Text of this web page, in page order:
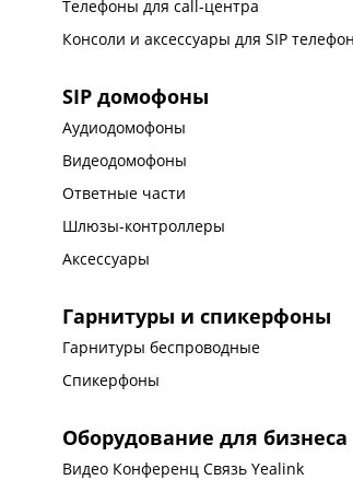
Телефоны для call-центра
Консоли и аксессуары для SIP
SIP домофоны
Аудиодомофоны
Видеодомофоны
Ответные части
Шлюзы-контроллеры
Аксессуары
Гарнитуры и спикерфоны
Гарнитуры беспроводные
Спикерфоны
Оборудование для бизнеса
Видео Конференц Связь Yealink